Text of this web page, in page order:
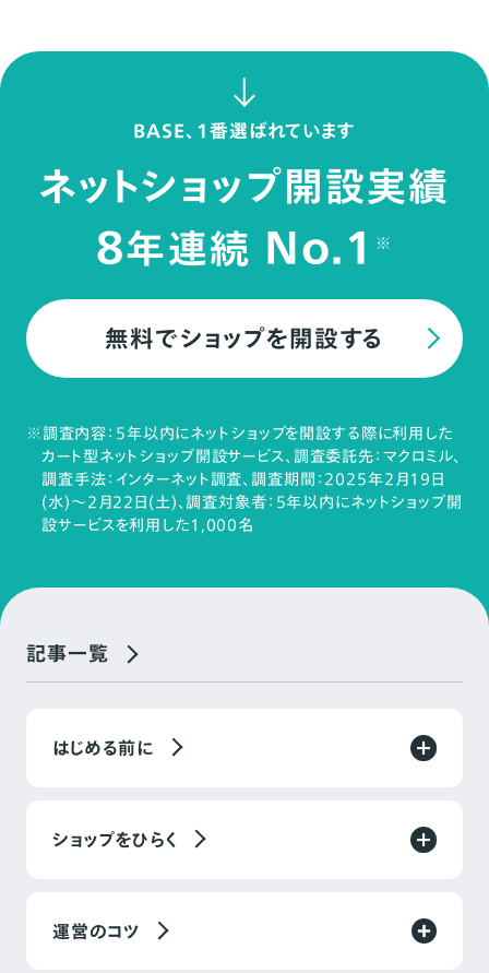
BASE、1番選ばれています
ネットショップ開設実績
8年連続 No.1 ※
無料でショップを開設する
※調査内容：5年以内にネットショップを開設する際に利用した
カート型ネットショップ開設サービス、調査委託先：マクロミル、
調査手法：インターネット調査、調査期間：2025年2月19日
(水)～2月22日(土)、調査対象者：5年以内にネットショップ開
設サービスを利用した1,000名
記事一覧
はじめる前に
ショップをひらく
運営のコツ